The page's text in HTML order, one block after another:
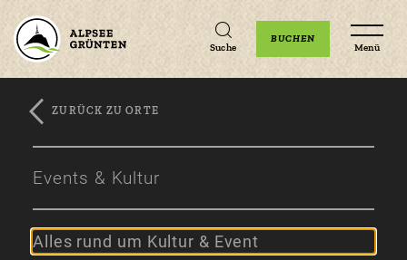
Zum
Zur
Zum
Suche
BUCHEN
Menü
ZURÜCK ZU ORTE
Events & Kultur
Alles rund um Kultur & Event
Unterkünfte Veranstaltungen